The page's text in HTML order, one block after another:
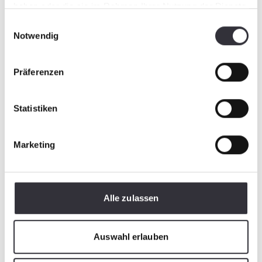
haben oder die sie im Rahmen Ihrer Nutzung der Dienste
Notwendig
Präferenzen
Statistiken
Marketing
Alle zulassen
Auswahl erlauben